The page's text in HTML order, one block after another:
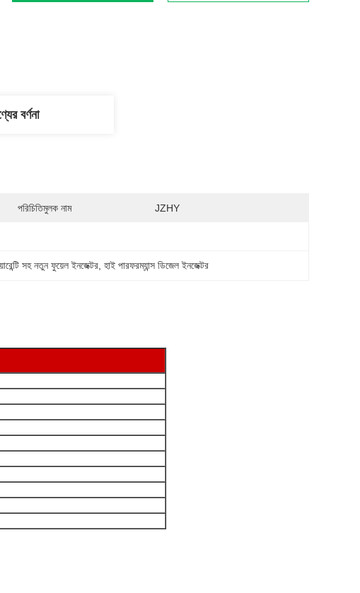
বর্ণনা
পরিচিতিমুলক নাম JZHY
সহ নতুন ফুয়েল ইনজেক্টর , হাই পারফরম্যান্স ডিজেল ইনজেক্টর